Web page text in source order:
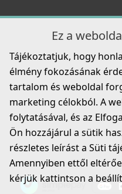
CATA - Csaptelep CPB/A
Ez a
Tájékoztatjuk, hogy
élmény fokozásának
tartalom és weboldal
marketing célokból. A
folytatásával, és az
Ön hozzájárul a sütik
részletes leírást a Süti
Amennyiben ettől
kérjük kattintson a